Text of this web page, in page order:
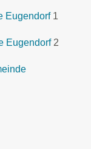
Eugendorf 1
Eugendorf 2